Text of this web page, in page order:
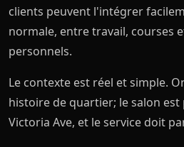
clients peuvent l'intégrer
normale, entre travail, courses
personnels.
Le contexte est réel et simple.
histoire de quartier; le salon
Victoria Ave, et le service doit